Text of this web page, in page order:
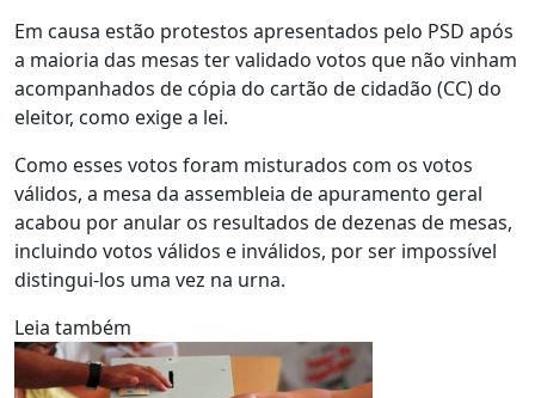
Em causa estão protestos apresentados pelo PSD após
a maioria das mesas ter validado votos que não vinham
acompanhados de cópia do cartão de cidadão (CC) do
eleitor, como exige a lei.
Como esses votos foram misturados com os votos
válidos, a mesa da assembleia de apuramento geral
acabou por anular os resultados de dezenas de mesas,
incluindo votos válidos e inválidos, por ser impossível
distingui-los uma vez na urna.
Leia também